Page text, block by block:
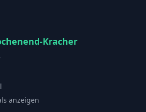
Kracher
anzeigen